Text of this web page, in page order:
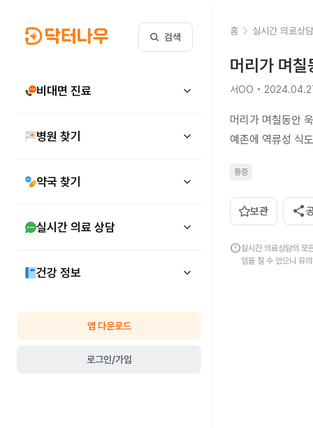
검색
비대면 진료
병원 찾기
약국 찾기
실시간 의료 상담
건강 정보
앱 다운로드
로그인/가입
홈 실시간 의료상담
머리가 며
서OO •
머리가 며칠동안
예존에 역류성 식
통증
보관 share
error실시간 의료상담의 모
임을 질 수 있으니 유